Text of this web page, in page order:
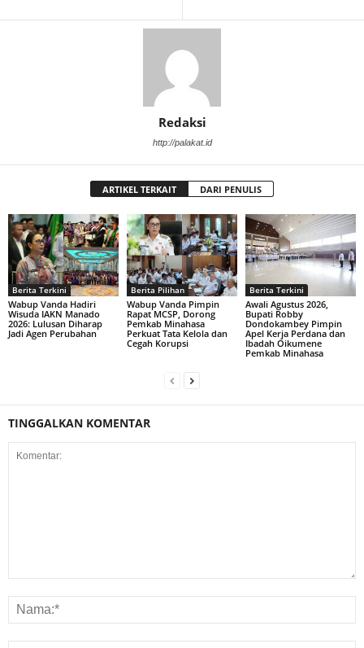
Redaksi
http://palakat.id
ARTIKEL TERKAIT DARI PENULIS
Berita Terkini
Wabup Vanda Hadiri
Wisuda IAKN Manado
2026: Lulusan Diharap
Jadi Agen Perubahan
Berita Pilihan
Wabup Vanda Pimpin
Rapat MCSP, Dorong
Pemkab Minahasa
Perkuat Tata Kelola dan
Cegah Korupsi
Berita Terkini
Awali Agustus 2026,
Bupati Robby
Dondokambey Pimpin
Apel Kerja Perdana dan
Ibadah Oikumene
Pemkab Minahasa
TINGGALKAN KOMENTAR